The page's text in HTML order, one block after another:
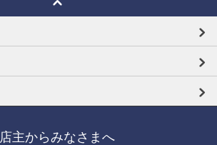
店主からみなさまへ